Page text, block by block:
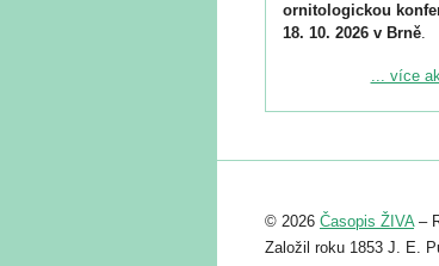
ornitologickou
18. 10. 2026 v Brně.
Podrobnější
Registrovat se
abstraktu přihlášené
posteru je už 30.
... více
© 2026 Časopis ŽIVA–
Založil roku 1853 J. E.